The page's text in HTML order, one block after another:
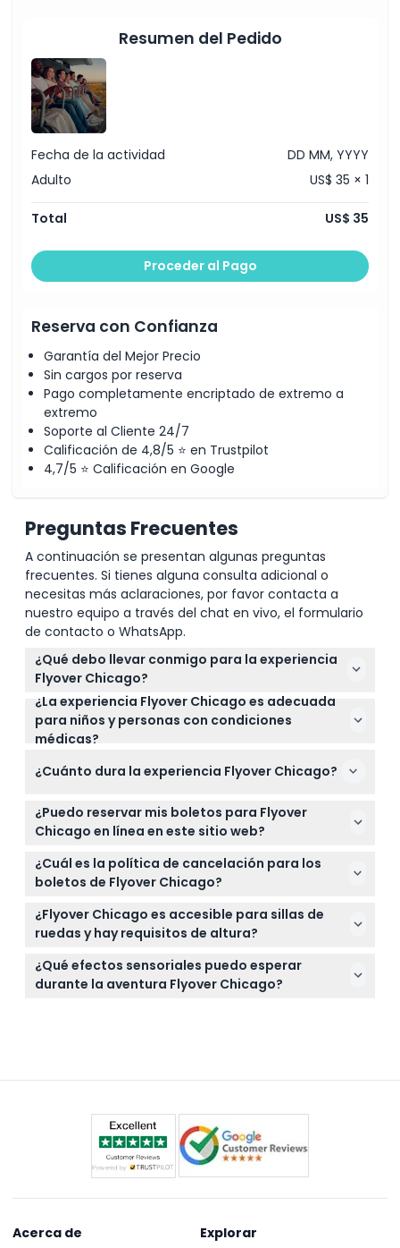
Cosas a Saber
Ubicación
Cómo Canjear
Política de Cancelación
Resumen del Pedido
Fecha de la actividad
DD MM, YYYY
Adulto
US$ 35 × 1
Total US$ 35
Proceder al Pago
Reserva con Confianza
Garantía del Mejor Precio
Sin cargos por reserva
Pago completamente encriptado de extremo a
extremo
Soporte al Cliente 24/7
Calificación de 4,8/5 ⭐ en Trustpilot
4,7/5 ⭐ Calificación en Google
Preguntas Frecuentes
A continuación se presentan algunas preguntas
frecuentes. Si tienes alguna consulta adicional o
necesitas más aclaraciones, por favor contacta a
nuestro equipo a través del chat en vivo, el formulario
de contacto o WhatsApp.
¿Qué debo llevar conmigo para la experiencia
Flyover Chicago?
Lleva una identificación válida y asegúrate de llegar
a tiempo. Se recomienda llevar una botella de
agua, pero ten en cuenta que las comidas y
¿La experiencia Flyover Chicago es adecuada
para niños y personas con condiciones
médicas?
un adulto que pague, y los niños de 14 años o más
recomienda para mujeres embarazadas ni para
personas con condiciones médicas graves.
¿Cuánto dura la experiencia Flyover Chicago?
Toda la experiencia dura aproximadamente 30
minutos, incluyendo una galería de videos y la
simulación de vuelo con efectos especiales.
¿Puedo reservar mis boletos para Flyover
Chicago en línea en este sitio web?
Sí, puedes verificar la disponibilidad y reservar tus
boletos de forma segura en línea aquí mismo en
este sitio web.
¿Cuál es la política de cancelación para los
boletos de Flyover Chicago?
Los boletos no son reembolsables y no se pueden
cancelar, así que asegúrate de reservar para la
fecha y hora que mejor te convenga.
¿Flyover Chicago es accesible para sillas de
ruedas y hay requisitos de altura?
Sí, la experiencia es accesible para sillas de ruedas
y requiere una altura mínima de 102 cm para
¿Qué efectos sensoriales puedo esperar
durante la aventura Flyover Chicago?
Acerca de Explorar